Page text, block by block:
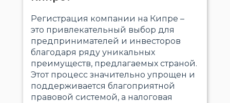
Регистрация компании на Кипре –
это привлекательный выбор для
предпринимателей и инвесторов
благодаря ряду уникальных
преимуществ, предлагаемых страной.
Этот процесс значительно упрощен и
поддерживается благоприятной
правовой системой, а налоговая